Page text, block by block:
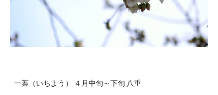
一葉（いちよう） ４月中旬～下旬 八重